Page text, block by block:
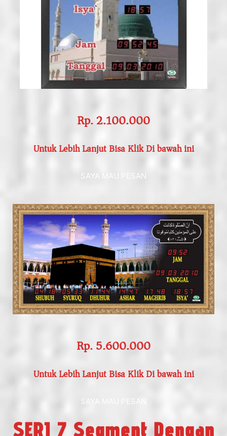
Rp. 2.100.000
Untuk Lebih Lanjut Bisa Klik Di bawah ini
SAYA MAU PESAN
Rp. 5.600.000
Untuk Lebih Lanjut Bisa Klik Di bawah ini
SAYA MAU PESAN
SERI 7 Segment Dengan